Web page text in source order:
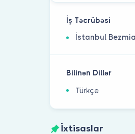
İş Təcrübəsi
İstanbul
Bilinən Dillər
Türkçe
İxtisaslar